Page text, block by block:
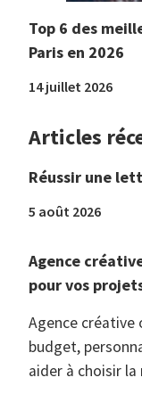
Top 6 des
Paris en 2026
14 juillet 2026
Articles
Réussir une
5 août 2026
Agence
pour vos
Agence créative
budget,
aider à choisir